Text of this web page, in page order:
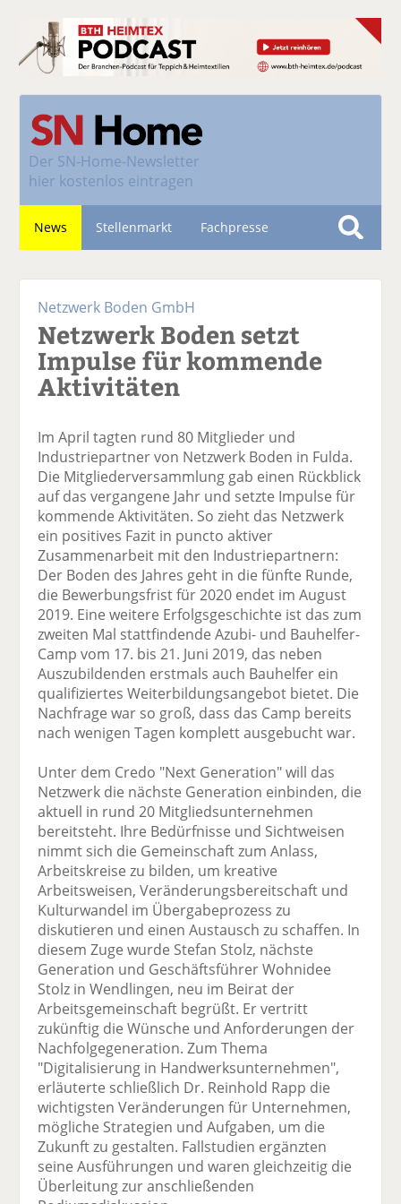
Der SN-Home-Newsletter
hier kostenlos eintragen
News Stellenmarkt Fachpresse
S
Netzwerk Boden GmbH
Netzwerk Boden setzt
Impulse für kommende
Aktivitäten
Im April tagten rund 80 Mitglieder und
Industriepartner von Netzwerk Boden in Fulda.
Die Mitgliederversammlung gab einen Rückblick
auf das vergangene Jahr und setzte Impulse für
kommende Aktivitäten. So zieht das Netzwerk
ein positives Fazit in puncto aktiver
Zusammenarbeit mit den Industriepartnern:
Der Boden des Jahres geht in die fünfte Runde,
die Bewerbungsfrist für 2020 endet im August
2019. Eine weitere Erfolgsgeschichte ist das zum
zweiten Mal stattfindende Azubi- und Bauhelfer-
Camp vom 17. bis 21. Juni 2019, das neben
Auszubildenden erstmals auch Bauhelfer ein
qualifiziertes Weiterbildungsangebot bietet. Die
Nachfrage war so groß, dass das Camp bereits
nach wenigen Tagen komplett ausgebucht war.
Unter dem Credo "Next Generation" will das
Netzwerk die nächste Generation einbinden, die
aktuell in rund 20 Mitgliedsunternehmen
bereitsteht. Ihre Bedürfnisse und Sichtweisen
nimmt sich die Gemeinschaft zum Anlass,
Arbeitskreise zu bilden, um kreative
Arbeitsweisen, Veränderungsbereitschaft und
Kulturwandel im Übergabeprozess zu
diskutieren und einen Austausch zu schaffen. In
diesem Zuge wurde Stefan Stolz, nächste
Generation und Geschäftsführer Wohnidee
Stolz in Wendlingen, neu im Beirat der
Arbeitsgemeinschaft begrüßt. Er vertritt
zukünftig die Wünsche und Anforderungen der
Nachfolgegeneration. Zum Thema
"Digitalisierung in Handwerksunternehmen",
erläuterte schließlich Dr. Reinhold Rapp die
wichtigsten Veränderungen für Unternehmen,
mögliche Strategien und Aufgaben, um die
Zukunft zu gestalten. Fallstudien ergänzten
seine Ausführungen und waren gleichzeitig die
Überleitung zur anschließenden